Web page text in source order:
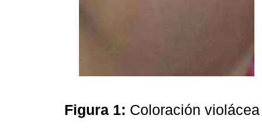
Figura 1: Coloración